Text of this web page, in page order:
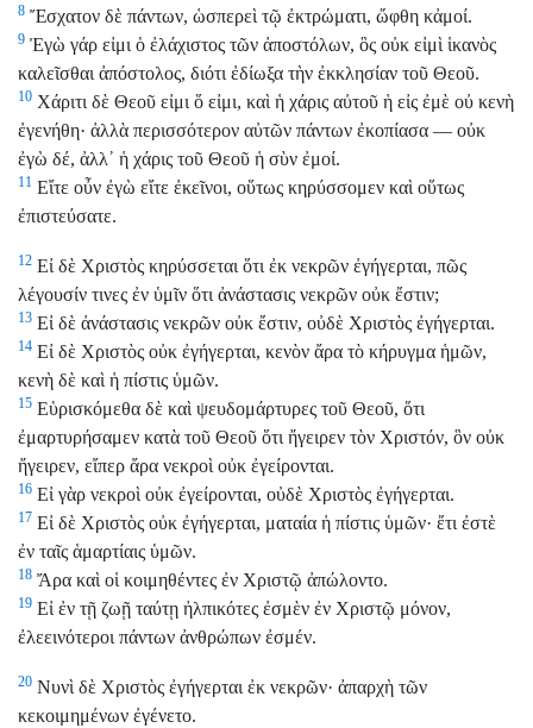
8 Ἔσχατον δὲ πάντων, ὡσπερεὶ τῷ ἐκτρώματι, ὤφθη κἀμοί.
9 Ἐγὼ γάρ εἰμι ὁ ἐλάχιστος τῶν ἀποστόλων, ὃς οὐκ εἰμὶ ἱκανὸς
καλεῖσθαι ἀπόστολος, διότι ἐδίωξα τὴν ἐκκλησίαν τοῦ Θεοῦ.
10 Χάριτι δὲ Θεοῦ εἰμι ὅ εἰμι, καὶ ἡ χάρις αὐτοῦ ἡ εἰς ἐμὲ οὐ κενὴ
ἐγενήθη· ἀλλὰ περισσότερον αὐτῶν πάντων ἐκοπίασα — οὐκ
ἐγὼ δέ, ἀλλ᾿ ἡ χάρις τοῦ Θεοῦ ἡ σὺν ἐμοί.
11 Εἴτε οὖν ἐγὼ εἴτε ἐκεῖνοι, οὕτως κηρύσσομεν καὶ οὕτως
ἐπιστεύσατε.
12 Εἰ δὲ Χριστὸς κηρύσσεται ὅτι ἐκ νεκρῶν ἐγήγερται, πῶς
λέγουσίν τινες ἐν ὑμῖν ὅτι ἀνάστασις νεκρῶν οὐκ ἔστιν;
13 Εἰ δὲ ἀνάστασις νεκρῶν οὐκ ἔστιν, οὐδὲ Χριστὸς ἐγήγερται.
14 Εἰ δὲ Χριστὸς οὐκ ἐγήγερται, κενὸν ἄρα τὸ κήρυγμα ἡμῶν,
κενὴ δὲ καὶ ἡ πίστις ὑμῶν.
15 Εὑρισκόμεθα δὲ καὶ ψευδομάρτυρες τοῦ Θεοῦ, ὅτι
ἐμαρτυρήσαμεν κατὰ τοῦ Θεοῦ ὅτι ἤγειρεν τὸν Χριστόν, ὃν οὐκ
ἤγειρεν, εἴπερ ἄρα νεκροὶ οὐκ ἐγείρονται.
16 Εἰ γὰρ νεκροὶ οὐκ ἐγείρονται, οὐδὲ Χριστὸς ἐγήγερται.
17 Εἰ δὲ Χριστὸς οὐκ ἐγήγερται, ματαία ἡ πίστις ὑμῶν· ἔτι ἐστὲ
ἐν ταῖς ἁμαρτίαις ὑμῶν.
18 Ἄρα καὶ οἱ κοιμηθέντες ἐν Χριστῷ ἀπώλοντο.
19 Εἰ ἐν τῇ ζωῇ ταύτῃ ἠλπικότες ἐσμὲν ἐν Χριστῷ μόνον,
ἐλεεινότεροι πάντων ἀνθρώπων ἐσμέν.
20 Νυνὶ δὲ Χριστὸς ἐγήγερται ἐκ νεκρῶν· ἀπαρχὴ τῶν
κεκοιμημένων ἐγένετο.